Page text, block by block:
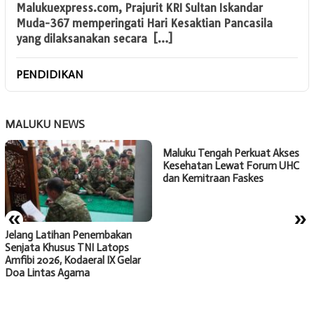
Malukuexpress.com, Prajurit KRI Sultan Iskandar
Muda-367 memperingati Hari Kesaktian Pancasila
yang dilaksanakan secara […]
PENDIDIKAN
MALUKU NEWS
« »
Jelang Latihan Penembakan
Senjata Khusus TNI Latops
Amfibi 2026, Kodaeral IX Gelar
Doa Lintas Agama
Maluku Tengah Perkuat Akses
Kesehatan Lewat Forum UHC
dan Kemitraan Faskes